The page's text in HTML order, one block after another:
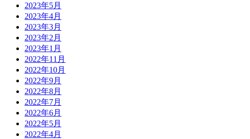
2023年5月
2023年4月
2023年3月
2023年2月
2023年1月
2022年11月
2022年10月
2022年9月
2022年8月
2022年7月
2022年6月
2022年5月
2022年4月